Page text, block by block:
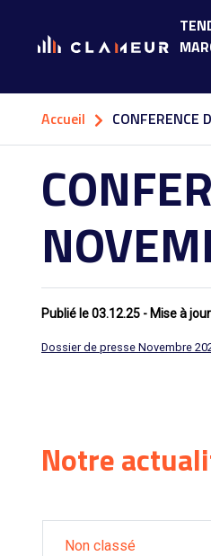
LES
LES
Accueil CONFERENCE
Publié le03.12.25 - Mise à
Dossier de presse Novembre
Notre
Non classé